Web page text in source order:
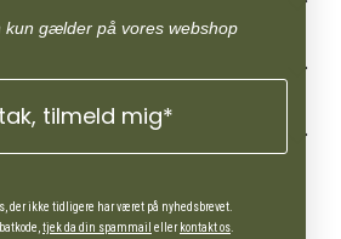
kun gælder på vores webshop
tilmeld mig*
der ikke tidligere har været på nyhedsbrevet.
tjek da din spammail ellerkontakt os